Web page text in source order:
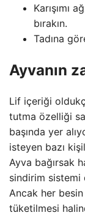
Karışımı
bırakın.
Tadına
Ayvanın
Lif içeriği
tutma özelliği
başında yer
isteyen bazı
Ayva bağırsak
sindirim sistemi
Ancak her besin
tüketilmesi